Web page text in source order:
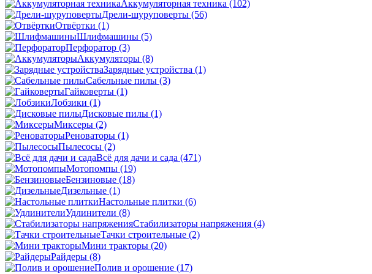
Аккумуляторная техника (102)
Дрели-шуруповерты (56)
Отвёртки (1)
Шлифмашины (5)
Перфоратор (3)
Аккумуляторы (8)
Зарядные устройства (1)
Сабельные пилы (3)
Гайковерты (1)
Лобзики (1)
Дисковые пилы (1)
Миксеры (2)
Реноваторы (1)
Пылесосы (2)
Всё для дачи и сада (471)
Мотопомпы (19)
Бензиновые (18)
Дизельные (1)
Настольные плитки (6)
Удлинители (8)
Стабилизаторы напряжения (4)
Тачки строительные (2)
Мини тракторы (20)
Райдеры (8)
Полив и орошение (17)